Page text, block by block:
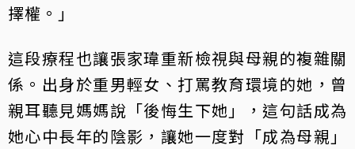
擇權。」
這段療程也讓張家瑋重新檢視與母親的複雜關
係。出身於重男輕女、打罵教育環境的她，曾
親耳聽見媽媽說「後悔生下她」，這句話成為
她心中長年的陰影，讓她一度對「成為母親」